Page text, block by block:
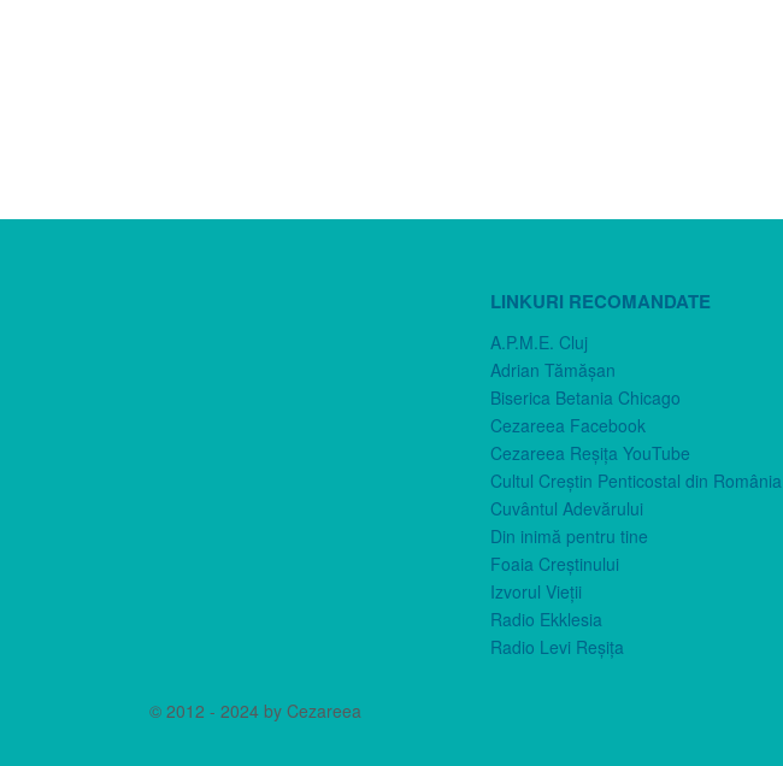
LINKURI RECOMANDATE
A.P.M.E. Cluj
Adrian Tămăşan
Biserica Betania Chicago
Cezareea Facebook
Cezareea Reşiţa YouTube
Cultul Creştin Penticostal din România
Cuvântul Adevărului
Din inimă pentru tine
Foaia Creştinului
Izvorul Vieţii
Radio Ekklesia
Radio Levi Reşiţa
© 2012 - 2024 by Cezareea